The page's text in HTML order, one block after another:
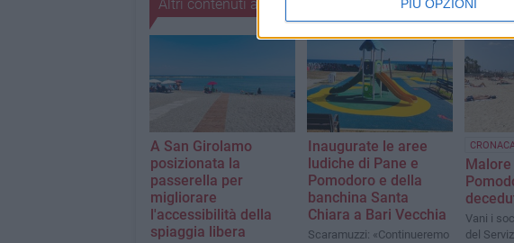
PIÙ OPZIONI
Altri contenuti a tema
A San Girolamo
posizionata la
passerella per
migliorare
l'accessibilità della
spiaggia libera
Inaugurate le aree
ludiche di Pane e
Pomodoro e della
banchina Santa
Chiara a Bari Vecchia
Scaramuzzi: «Continueremo
Vani i
del